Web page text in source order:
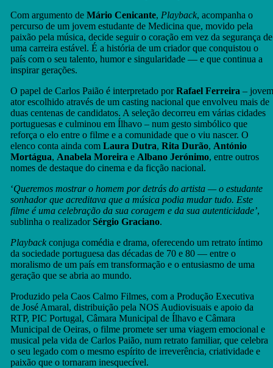
Com argumento de Mário Cenicante, Playback, acompanha o
percurso de um jovem estudante de Medicina que, movido pela
paixão pela música, decide seguir o coração em vez da segurança de
uma carreira estável. É a história de um criador que conquistou o
país com o seu talento, humor e singularidade — e que continua a
inspirar gerações.
O papel de Carlos Paião é interpretado porRafael Ferreira – jovem
ator escolhido através de um casting nacional que envolveu mais de
duas centenas de candidatos. A seleção decorreu em várias cidades
portuguesas e culminou em Ílhavo – num gesto simbólico que
reforça o elo entre o filme e a comunidade que o viu nascer. O
elenco conta ainda com Laura Dutra, Rita Durão, António
Mortágua, Anabela Moreira e Albano Jerónimo, entre outros
nomes de destaque do cinema e da ficção nacional.
‘Queremos mostrar o homem por detrás do artista — o estudante
sonhador que acreditava que a música podia mudar tudo. Este
filme é uma celebração da sua coragem e da sua autenticidade’,
sublinha o realizador Sérgio Graciano.
Playback conjuga comédia e drama, oferecendo um retrato íntimo
da sociedade portuguesa das décadas de 70 e 80 — entre o
moralismo de um país em transformação e o entusiasmo de uma
geração que se abria ao mundo.
Produzido pela Caos Calmo Filmes, com a Produção Executiva
de José Amaral, distribuição pela NOS Audiovisuais e apoio da
RTP, PIC Portugal, Câmara Municipal de Ílhavo e Câmara
Municipal de Oeiras, o filme promete ser uma viagem emocional e
musical pela vida de Carlos Paião, num retrato familiar, que celebra
o seu legado com o mesmo espírito de irreverência, criatividade e
paixão que o tornaram inesquecível.